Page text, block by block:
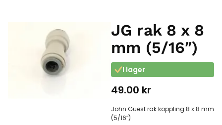
JG rak 8 x 8
mm (5/16″)
I lager
49.00 kr
John Guest rak koppling 8 x 8 mm
(5/16″)